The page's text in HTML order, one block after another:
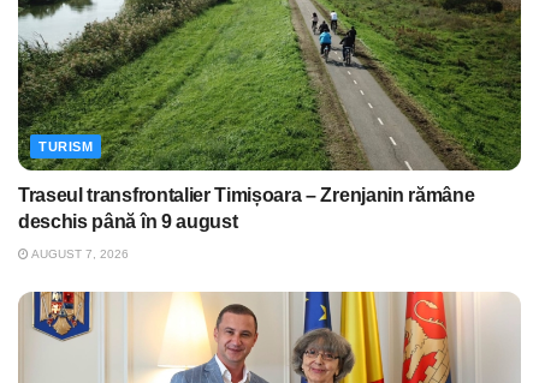
TURISM
Traseul transfrontalier Timișoara – Zrenjanin rămâne
deschis până în 9 august
AUGUST 7, 2026